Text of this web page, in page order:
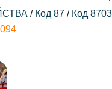
/ Код 87 / Код 8703